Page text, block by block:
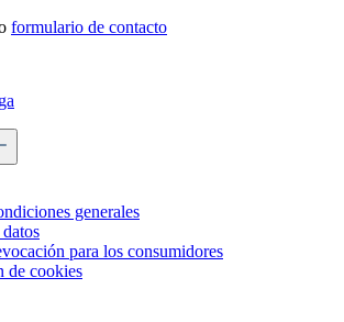
formulario de contacto
generales
para los consumidores
de cookies